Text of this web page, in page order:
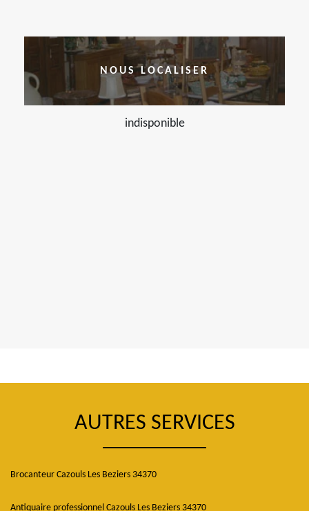
NOUS LOCALISER
indisponible
AUTRES SERVICES
Brocanteur Cazouls Les Beziers 34370
Antiquaire professionnel Cazouls Les Beziers 34370